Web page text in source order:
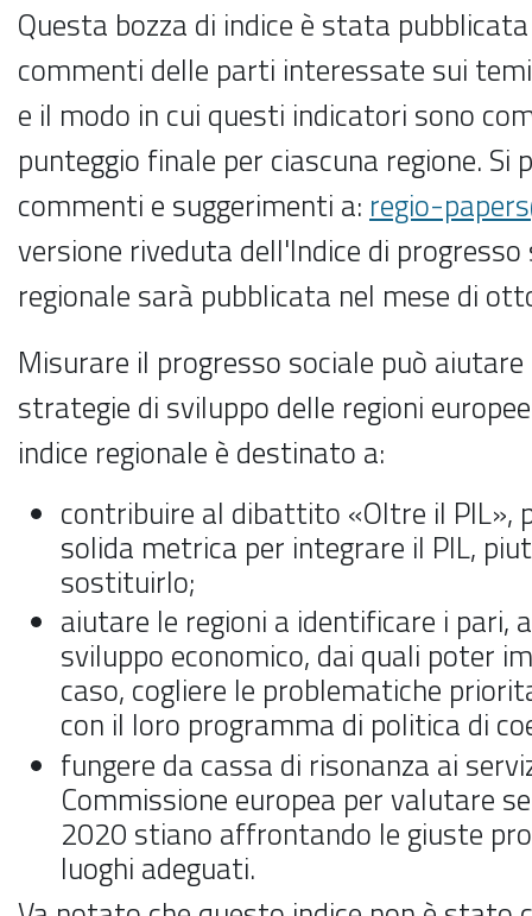
Questa bozza di indice è stata
commenti delle parti interessate sui
e il modo in cui questi indicatori sono
punteggio finale per ciascuna regione. Si
commenti e suggerimenti a: regio-
versione riveduta dell'Indice di
regionale sarà pubblicata nel mese di
Misurare il progresso sociale può
strategie di sviluppo delle regioni
indice regionale è destinato a:
contribuire al dibattito «Oltre il PIL»,
solida metrica per integrare il PIL,
sostituirlo;
aiutare le regioni a identificare i pari,
sviluppo economico, dai quali poter
caso, cogliere le problematiche
con il loro programma di politica di
fungere da cassa di risonanza ai
Commissione europea per valutare
2020 stiano affrontando le giuste
luoghi adeguati.